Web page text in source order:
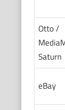
Otto /
Saturn
eBay